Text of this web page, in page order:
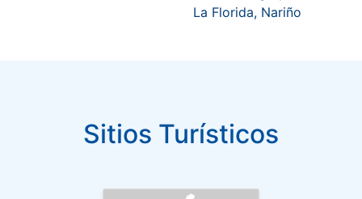
La Florida, Nariño
Sitios Turísticos